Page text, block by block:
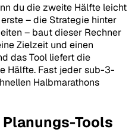
du die zweite Hälfte leicht
– die Strategie hinter
– baut dieser Rechner
Zielzeit und einen
das Tool liefert die
Hälfte. Fast jeder sub-3-
Halbmarathons
Tools